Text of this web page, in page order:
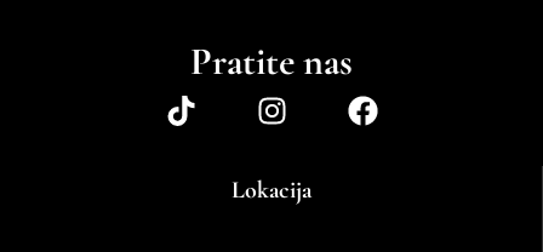
Pratite nas
Lokacija